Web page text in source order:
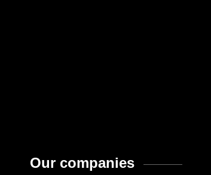
Our companies